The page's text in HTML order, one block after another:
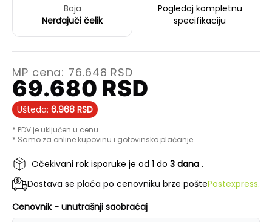
Boja
Nerđajuči čelik
Pogledaj kompletnu
specifikaciju
MP cena: 76.648 RSD
69.680 RSD
Ušteda: 6.968 RSD
* PDV je uključen u cenu
* Samo za online kupovinu i gotovinsko plaćanje
Očekivani rok isporuke je od 1 do 3 dana .
Dostava se plaća po cenovniku brze poštePostexpress.
Cenovnik - unutrašnji saobraćaj